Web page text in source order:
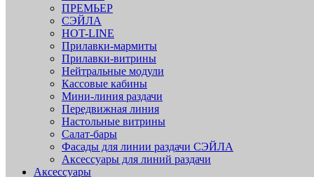
ПРЕМЬЕР
СЭЙЛА
HOT-LINE
Прилавки-мармиты
Прилавки-витрины
Нейтральные модули
Кассовые кабины
Мини-линия раздачи
Передвижная линия
Настольные витрины
Салат-бары
Фасады для линии раздачи СЭЙЛА
Аксессуары для линий раздачи
Аксессуары